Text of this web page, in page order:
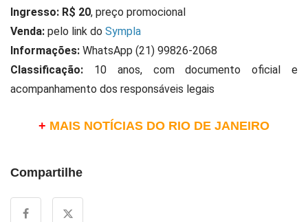
Ingresso: R$ 20, preço promocional
Venda: pelo link do Sympla
Informações: WhatsApp (21) 99826-2068
Classificação: 10 anos, com documento oficial e
acompanhamento dos responsáveis legais
+ MAIS NOTÍCIAS DO RIO DE JANEIRO
Compartilhe